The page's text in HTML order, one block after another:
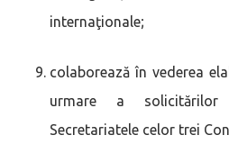
internaţionale;
colaborează în vederea
urmare a
Secretariatele celor trei